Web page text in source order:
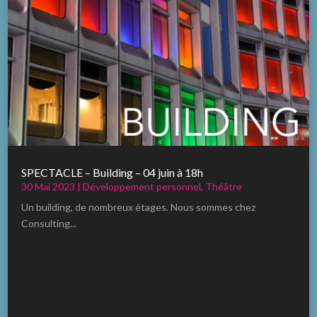
SPECTACLE – Building – 04 juin à 18h
30 Mai 2023 |Développement personnel, Théâtre
Un building, de nombreux étages. Nous sommes chez
Consulting...